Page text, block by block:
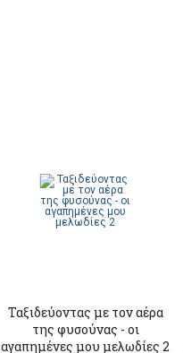
Ταξιδεύοντας με τον αέρα
της φυσούνας - οι
αγαπημένες μου μελωδίες 2